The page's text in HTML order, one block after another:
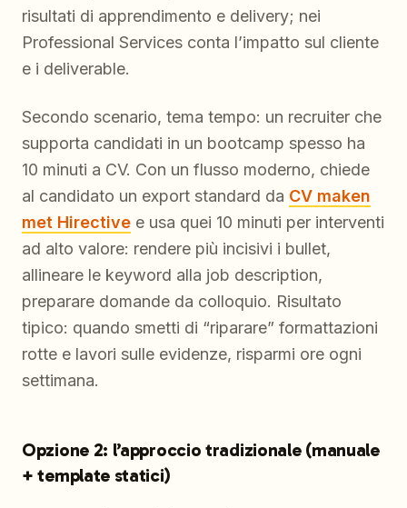
risultati di apprendimento e delivery; nei
Professional Services conta l’impatto sul cliente
e i deliverable.
Secondo scenario, tema tempo: un recruiter che
supporta candidati in un bootcamp spesso ha
10 minuti a CV. Con un flusso moderno, chiede
al candidato un export standard da CV maken
met Hirective e usa quei 10 minuti per interventi
ad alto valore: rendere più incisivi i bullet,
allineare le keyword alla job description,
preparare domande da colloquio. Risultato
tipico: quando smetti di “riparare” formattazioni
rotte e lavori sulle evidenze, risparmi ore ogni
settimana.
Opzione 2: l’approccio tradizionale (manuale
+ template statici)